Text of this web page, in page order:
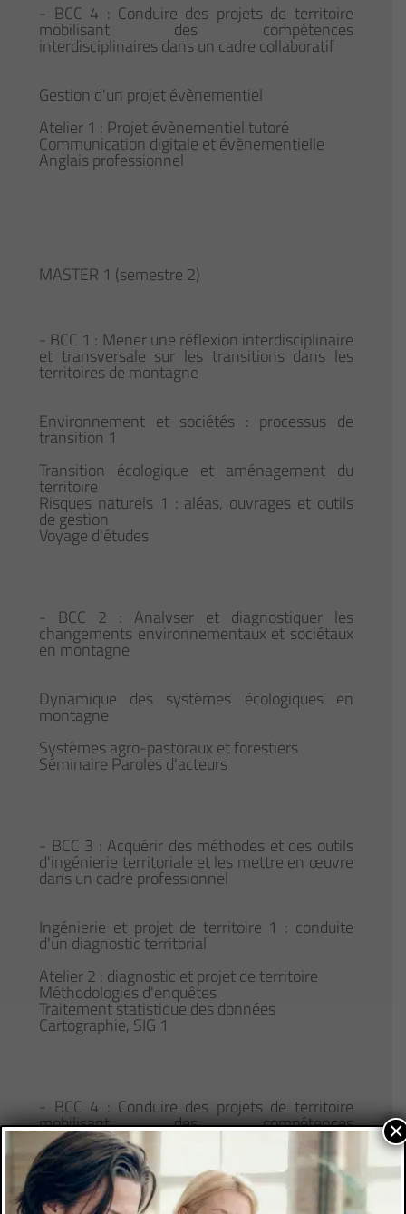
- BCC 4 : Conduire des projets de territoire
mobilisant des compétences
interdisciplinaires dans un cadre collaboratif
Gestion d'un projet évènementiel
Atelier 1 : Projet évènementiel tutoré
Communication digitale et évènementielle
Anglais professionnel
MASTER 1 (semestre 2)
- BCC 1 : Mener une réflexion interdisciplinaire
et transversale sur les transitions dans les
territoires de montagne
Environnement et sociétés : processus de
transition 1
Transition écologique et aménagement du
territoire
Risques naturels 1 : aléas, ouvrages et outils
de gestion
Voyage d'études
- BCC 2 : Analyser et diagnostiquer les
changements environnementaux et sociétaux
en montagne
Dynamique des systèmes écologiques en
montagne
Systèmes agro-pastoraux et forestiers
Séminaire Paroles d'acteurs
- BCC 3 : Acquérir des méthodes et des outils
d'ingénierie territoriale et les mettre en œuvre
dans un cadre professionnel
Ingénierie et projet de territoire 1 : conduite
d'un diagnostic territorial
Atelier 2 : diagnostic et projet de territoire
Méthodologies d'enquêtes
Traitement statistique des données
Cartographie, SIG 1
- BCC 4 : Conduire des projets de territoire
mobilisant des compétences
interdisciplinaires dans un cadre collaboratif
Stage et professionnalisation
×